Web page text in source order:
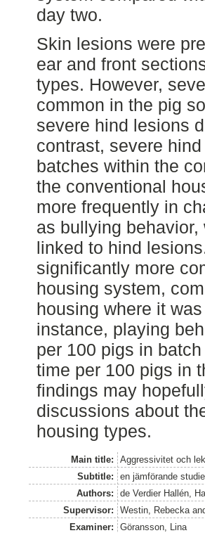
day two.
Skin lesions were
ear and front
types. However,
common in the pig
severe hind lesions
contrast, severe
batches within the
the conventional
more frequently in
as bullying
linked to hind
significantly more
housing system,
housing where it
instance, playing
per 100 pigs in
time per 100 pigs in
findings may
discussions about
housing types.
Main title:
Aggressivitet och
Subtitle:
en jämförande
Authors:
de Verdier Hallén,
Supervisor:
Westin, Rebecka
Examiner:
Göransson, Lina